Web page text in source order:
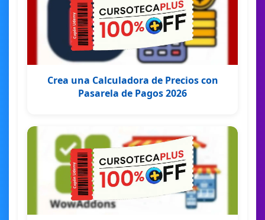
Crea una Calculadora de Precios con
Pasarela de Pagos 2026